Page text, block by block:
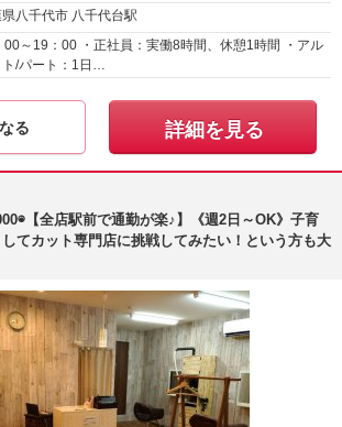
八千代市 八千代台駅
00～19：00 ・正社員：実働8時間、休憩1時間 ・アル
ト/パート：1日…
る 詳細を見る
【全店駅前で通勤が楽♪】《週2日～OK》子育
てカット専門店に挑戦してみたい！という方も大